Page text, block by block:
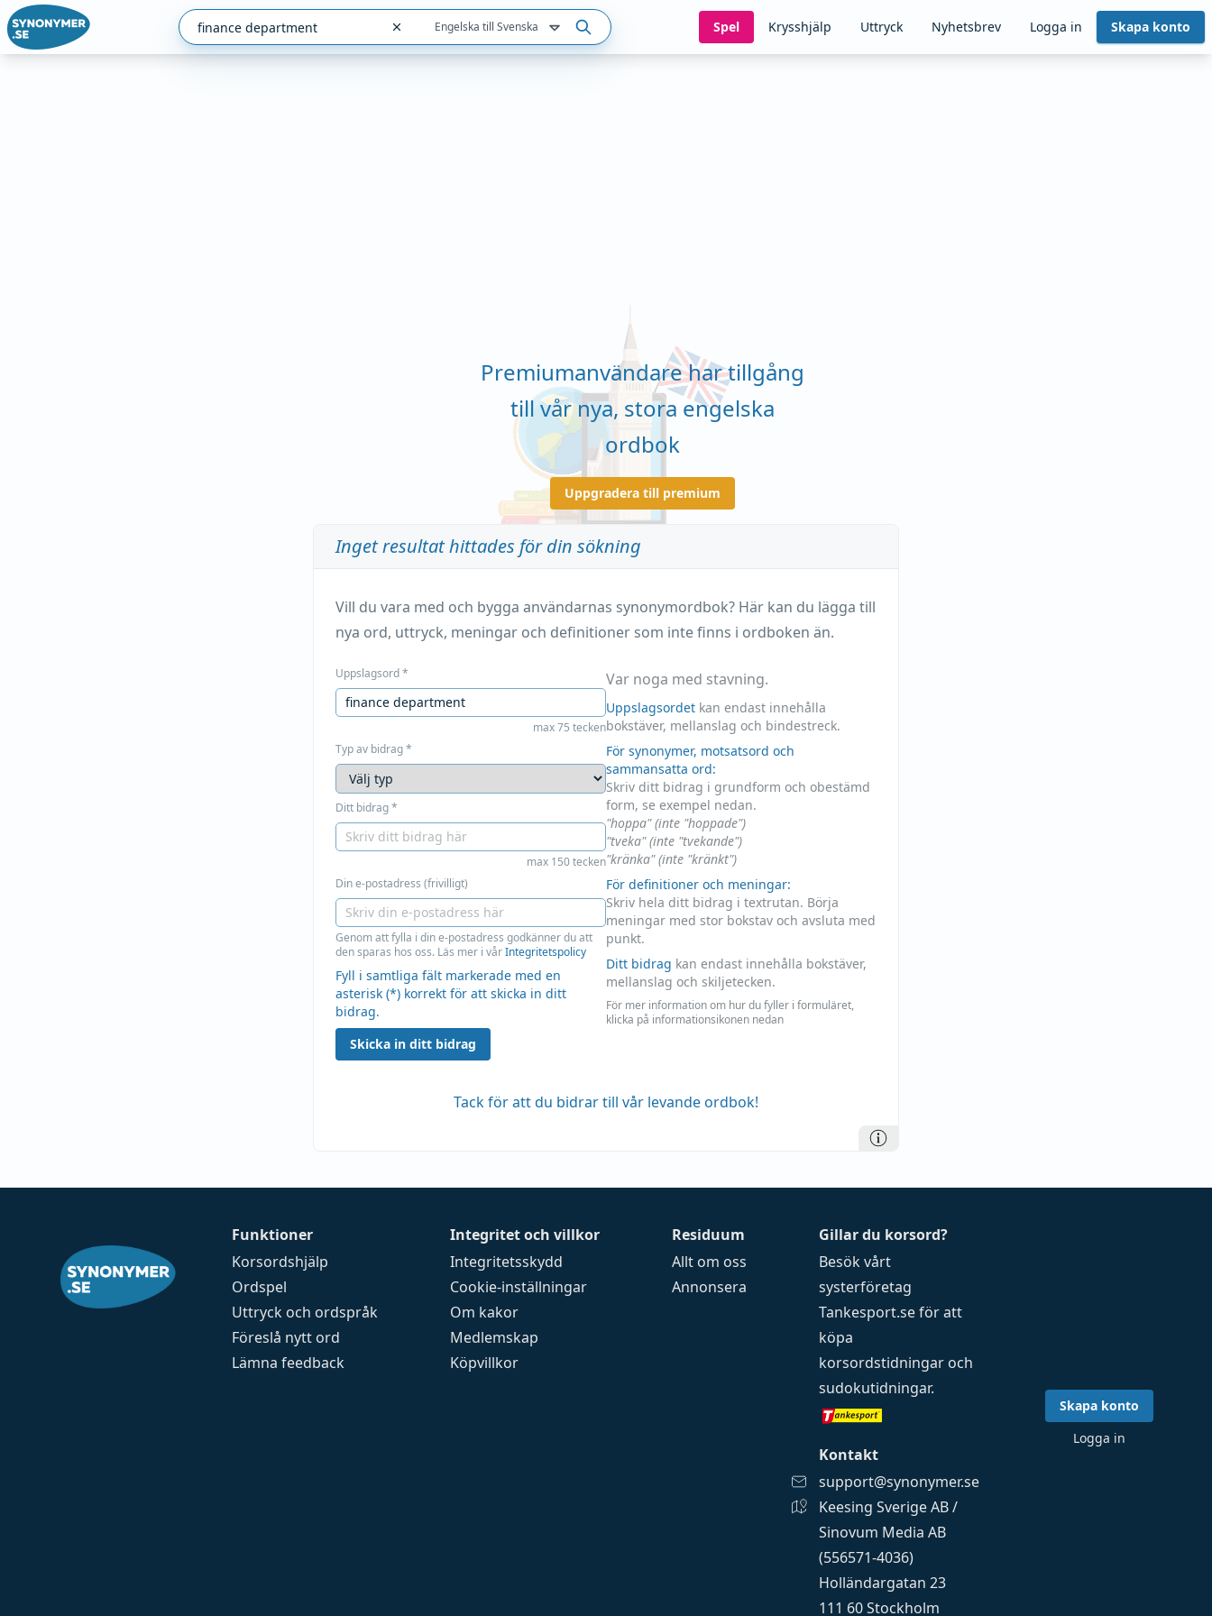
Engelska till Svenska Spel Krysshjälp Uttryck Nyhetsbrev Logga in Skapa konto
Premiumanvändare har tillgång
till vår nya, stora engelska
ordbok
Uppgradera till premium
Inget resultat hittades för din sökning
Vill du vara med och bygga användarnas synonymordbok? Här kan du lägga till
nya ord, uttryck, meningar och definitioner som inte finns i ordboken än.
Uppslagsord*
max 75 tecken
Typ av bidrag*
Ditt bidrag*
max 150 tecken
Din e-postadress (frivilligt)
Genom att fylla i din e-postadress godkänner du att
den sparas hos oss. Läs mer i vårIntegritetspolicy
Fyll i samtliga fält markerade med en
asterisk (*) korrekt för att skicka in ditt
bidrag.
Skicka in ditt bidrag
Var noga med stavning.
Uppslagsordet kan endast innehålla
bokstäver, mellanslag och bindestreck.
För synonymer, motsatsord och
sammansatta ord:
Skriv ditt bidrag i grundform och obestämd
form, se exempel nedan.
"hoppa" (inte "hoppade")
"tveka" (inte "tvekande")
"kränka" (inte "kränkt")
För definitioner och meningar:
Skriv hela ditt bidrag i textrutan. Börja
meningar med stor bokstav och avsluta med
punkt.
Ditt bidrag kan endast innehålla bokstäver,
mellanslag och skiljetecken.
För mer information om hur du fyller i formuläret,
klicka på informationsikonen nedan
Tack för att du bidrar till vår levande ordbok!
Funktioner
Korsordshjälp
Ordspel
Uttryck och ordspråk
Föreslå nytt ord
Lämna feedback
Integritet och villkor
Integritetsskydd
Cookie-inställningar
Om kakor
Medlemskap
Köpvillkor
Residuum
Allt om oss
Annonsera
Gillar du korsord?
Besök vårt
systerföretag
Tankesport.seför att
köpa
korsordstidningar och
sudokutidningar.
Kontakt
support@synonymer.se
Keesing Sverige AB /
Sinovum Media AB
(556571-4036)
Holländargatan 23
111 60 Stockholm
Skapa konto
Logga in